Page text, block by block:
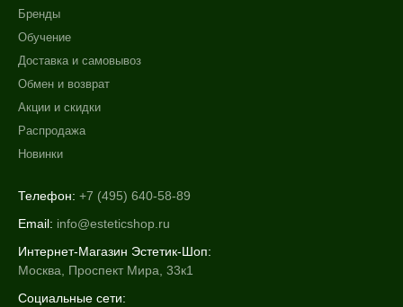
Бренды
Обучение
Доставка и самовывоз
Обмен и возврат
Акции и скидки
Распродажа
Новинки
Телефон: +7 (495) 640-58-89
Email: info@esteticshop.ru
Интернет-Магазин Эстетик-Шоп:
Москва, Проспект Мира, 33к1
Социальные сети: